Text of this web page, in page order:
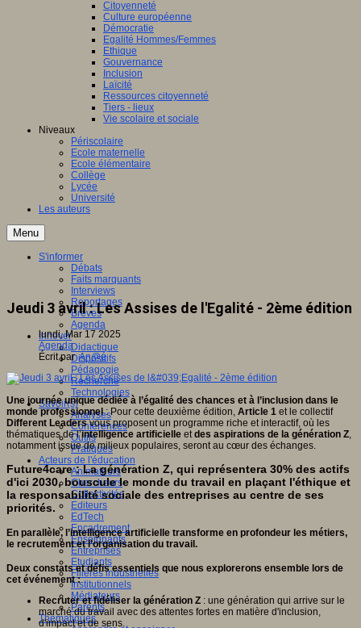
Citoyenneté
Culture européenne
Démocratie
Egalité Hommes/Femmes
Ethique
Gouvernance
Inclusion
Laïcité
Ressources citoyenneté
Tiers - lieux
Vie scolaire et sociale
Niveaux
Périscolaire
Ecole maternelle
Ecole élémentaire
Collège
Lycée
Université
Les auteurs
Menu
S'informer
Débats
Faits marquants
Interviews
Reportages
Brèves
Agenda
Innover
Didactique
Dispositifs
Pédagogie
Recherche
Technologies
Savoir(s)
Analyses
Conférences
Outils
Pratiques
Acteurs de l'éducation
Animateurs
Chercheurs
Collectivités
Editeurs
EdTech
Encadrement
Enseignants
Entreprises
Etudiants
Filières industrielles
Institutionnels
Médiateurs
Parents
Thématiques
Jeudi 3 avril : Les Assises de l'Egalité - 2ème édition
lundi, Mar 17 2025
Agenda
Écrit parAn@é
Une journée unique dédiée à l’égalité des chances et à l’inclusion dans le
monde professionnel: Pour cette deuxième édition, Article 1 et le collectif
Different Leadersvous proposent un programme riche et interactif, où les
thématiques de l’intelligence artificielle etdes aspirations de la génération Z,
notamment issue de milieux populaires, seront au cœur des échanges.
Future4care: La génération Z, qui représentera 30% des actifs
d'ici 2030, bouscule le monde du travail en plaçant l'éthique et
la responsabilité sociale des entreprises au centre de ses
priorités.
En parallèle, l’intelligence artificielle transforme en profondeur les métiers,
le recrutement et l’organisation du travail.
Deux constats et défis essentiels que nous explorerons ensemble lors de
cet événement :
Recruter et fidéliser la génération Z : une génération qui arrive sur le
marché du travail avec des attentes fortes en matière d'inclusion,
d'impact et de sens.